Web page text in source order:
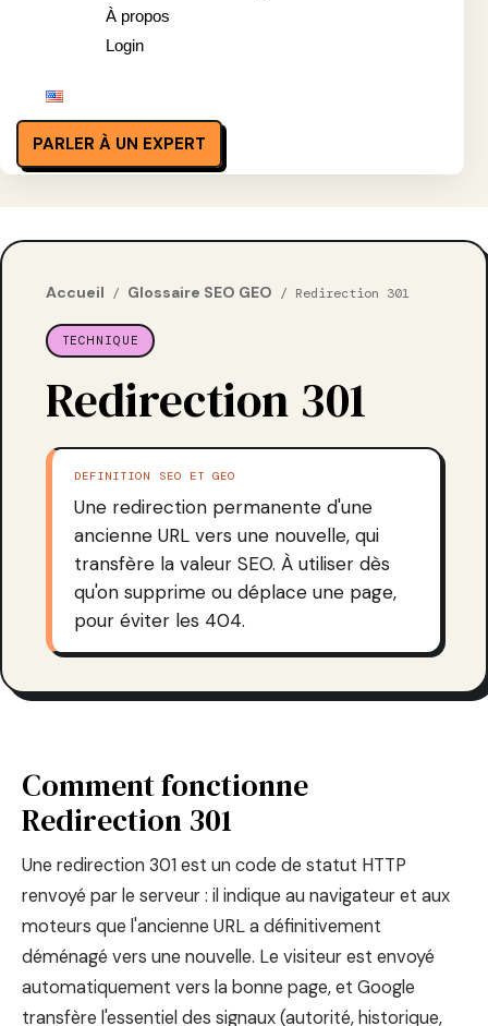
À propos
Login
PARLER À UN EXPERT
Accueil / Glossaire SEO GEO / Redirection 301
TECHNIQUE
Redirection 301
DEFINITION SEO ET GEO
Une redirection permanente d'une
ancienne URL vers une nouvelle, qui
transfère la valeur SEO. À utiliser dès
qu'on supprime ou déplace une page,
pour éviter les 404.
Comment fonctionne
Redirection 301
Une redirection 301 est un code de statut HTTP
renvoyé par le serveur : il indique au navigateur et aux
moteurs que l'ancienne URL a définitivement
déménagé vers une nouvelle. Le visiteur est envoyé
automatiquement vers la bonne page, et Google
transfère l'essentiel des signaux (autorité, historique,